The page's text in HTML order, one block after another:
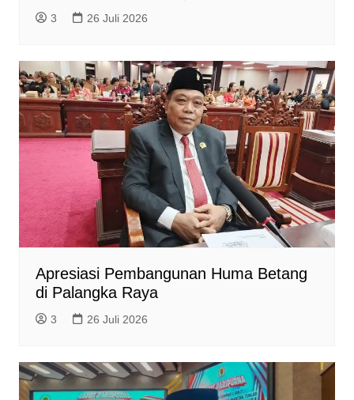
3 26 Juli 2026
Apresiasi Pembangunan Huma Betang
di Palangka Raya
3 26 Juli 2026